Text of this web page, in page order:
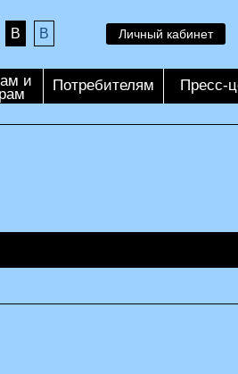
B B Личный кабинет
и Потребителям Пресс-